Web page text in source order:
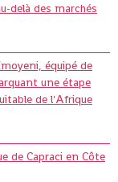
delà des marchés
équipé de
une étape
de l'Afrique
de Capraci en Côte